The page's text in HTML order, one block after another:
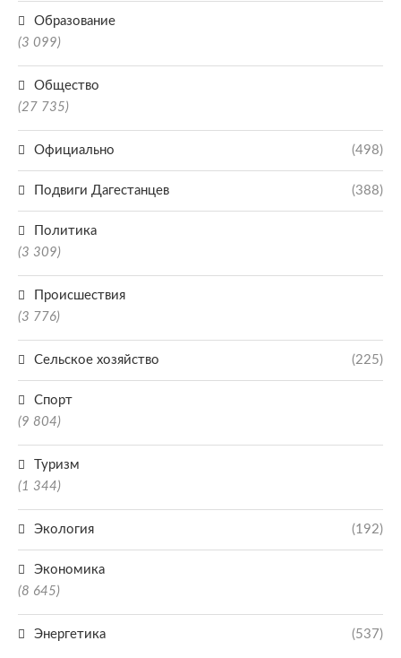
Образование
(3 099)
Общество
(27 735)
Официально (498)
Подвиги Дагестанцев (388)
Политика
(3 309)
Происшествия
(3 776)
Сельское хозяйство (225)
Спорт
(9 804)
Туризм
(1 344)
Экология (192)
Экономика
(8 645)
Энергетика (537)